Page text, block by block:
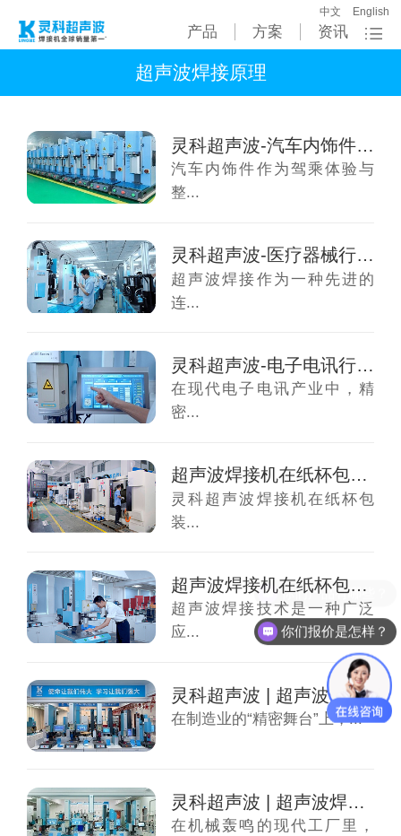
产品 方案 资讯
中文 English
超声波焊接原理
灵科超声波-汽车内饰件超声波焊接原理
汽车内饰件作为驾乘体验与
整...
灵科超声波-医疗器械行业超声波焊接原理
超声波焊接作为一种先进的
连...
灵科超声波-电子电讯行业超声波焊接原理
在现代电子电讯产业中，精
密...
超声波焊接机在纸杯包装焊接优点
灵科超声波焊接机在纸杯包
装...
超声波焊接机在纸杯包装焊接原理
超声波焊接技术是一种广泛
应...
灵科超声波 | 超声波焊接优点——制造业的...
在制造业的“精密舞台”上，...
灵科超声波 | 超声波焊接常用功能
在机械轰鸣的现代工厂里，
你们产品有哪些？
你们报价是怎样？